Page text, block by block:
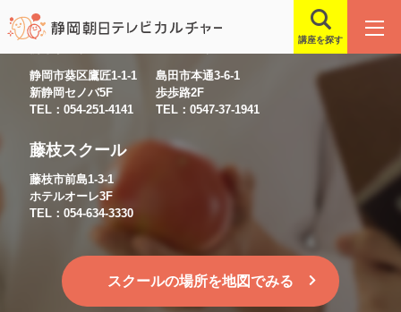
講座を探す
静岡市葵区鷹匠1-1-1
新静岡セノバ5F
TEL：054-251-4141
島田市本通3-6-1
歩歩路2F
TEL：0547-37-1941
藤枝スクール
藤枝市前島1-3-1
ホテルオーレ3F
TEL：054-634-3330
スクールの場所を地図でみる